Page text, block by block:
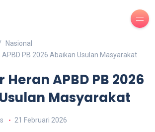
Nasional
APBD PB 2026 Abaikan Usulan Masyarakat
APBD PB 2026
Masyarakat
21 Februari 2026